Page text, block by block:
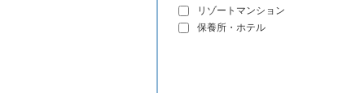
リゾートマンション
保養所・ホテル